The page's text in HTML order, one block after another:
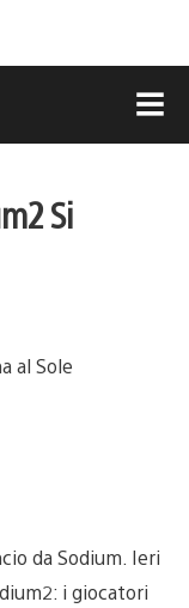
Si
da Sodium. Ieri
i giocatori